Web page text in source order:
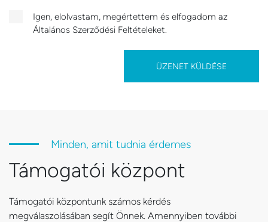
Igen, elolvastam, megértettem és elfogadom az
Általános Szerződési Feltételeket.
ÜZENET KÜLDÉSE
Minden, amit tudnia érdemes
Támogatói központ
Támogatói központunk számos kérdés
megválaszolásában segít Önnek. Amennyiben további